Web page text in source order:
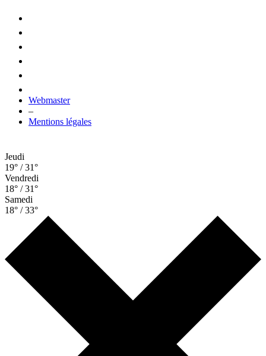
Webmaster
–
Mentions légales
Jeudi
19° / 31°
Vendredi
18° / 31°
Samedi
18° / 33°